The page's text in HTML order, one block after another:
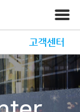
고객센터